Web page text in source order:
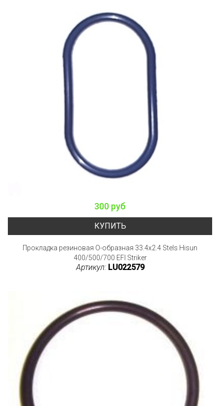
300 руб
КУПИТЬ
Прокладка резиновая О-образная 33.4x2.4 Stels Hisun
400/500/700 EFI Striker
Артикул: LU022579